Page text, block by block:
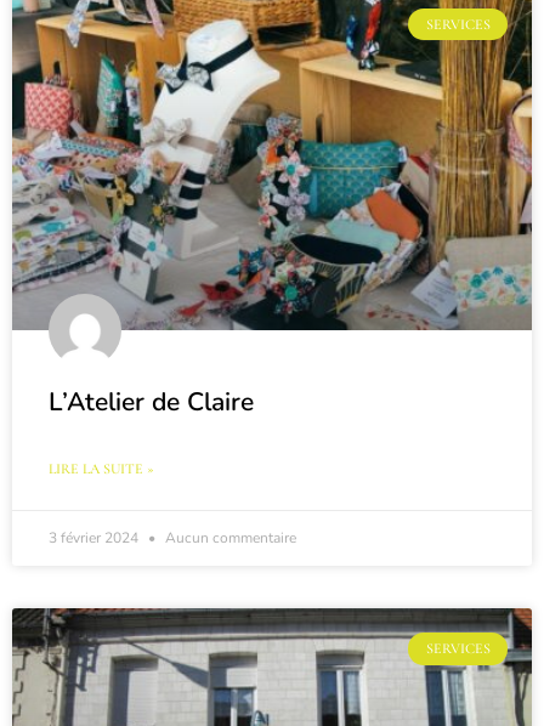
SERVICES
L’Atelier de Claire
LIRE LA SUITE »
3 février 2024 Aucun commentaire
SERVICES